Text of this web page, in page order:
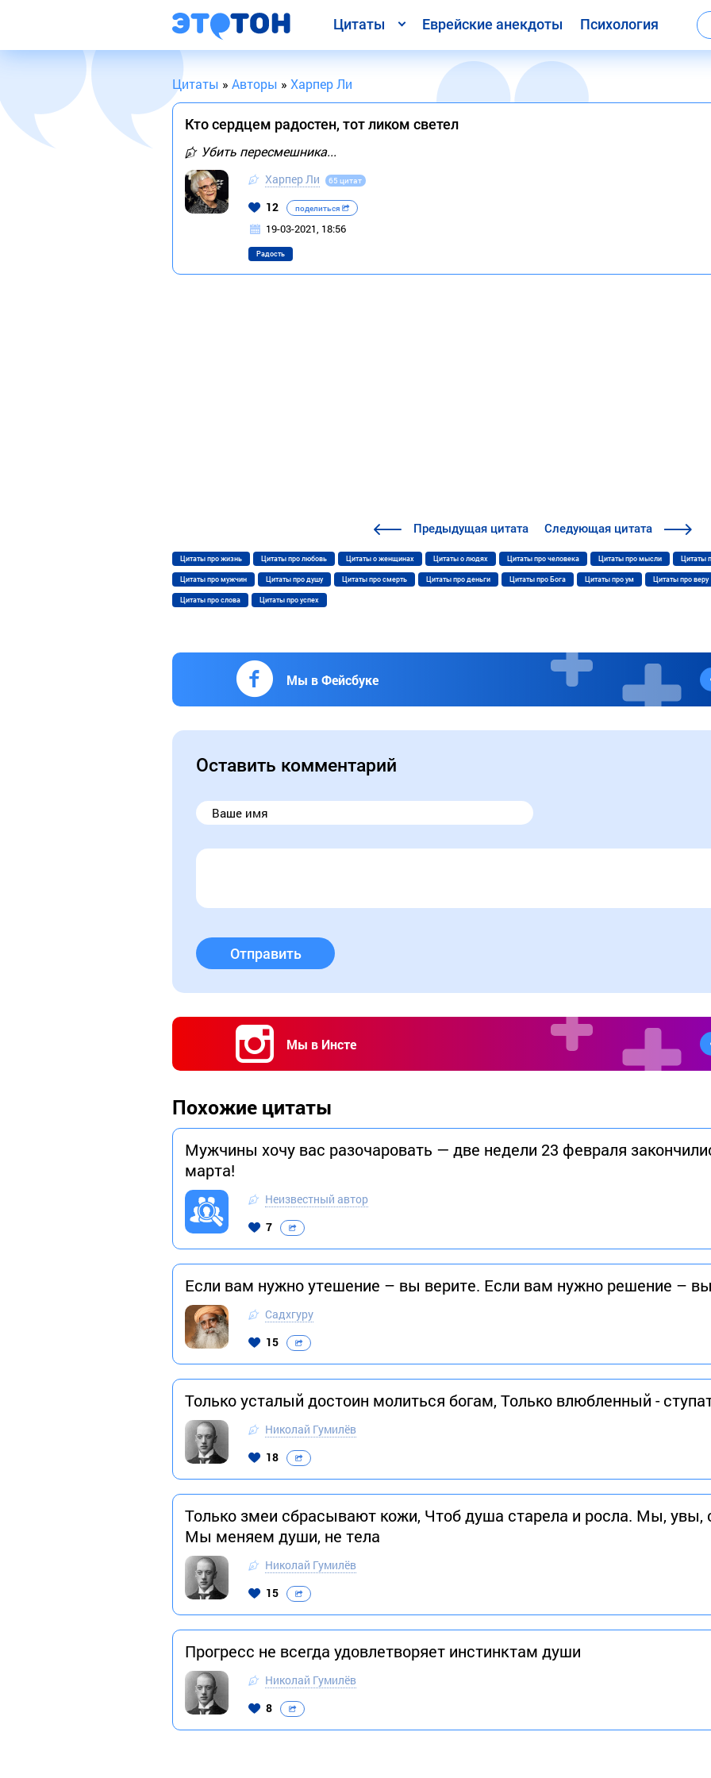
Цитаты Еврейские анекдоты Психология
Цитаты » Авторы » Харпер Ли
Кто сердцем радостен, тот ликом светел
Убить пересмешника...
Харпер Ли 65 цитат
12 поделиться
19-03-2021, 18:56
Радость
Предыдущая цитата Следующая цитата
Цитаты про жизнь Цитаты про любовь Цитаты о женщинах Цитаты о людях Цитаты про человека Цитаты про мысли Цитаты
Цитаты про мужчин Цитаты про душу Цитаты про смерть Цитаты про деньги Цитаты про Бога Цитаты про ум Цитаты про веру
Цитаты про слова Цитаты про успех
Мы в Фейсбуке
Оставить комментарий
Отправить
Мы в Инсте
Похожие цитаты
Мужчины хочу вас разочаровать — две недели 23 февраля
марта!
Неизвестный автор
7
Если вам нужно утешение – вы верите. Если вам нужно решение –
Садхгуру
15
Только усталый достоин молиться богам, Только влюбленный -
Николай Гумилёв
18
Только змеи сбрасывают кожи, Чтоб душа старела и росла. Мы, увы,
Мы меняем души, не тела
Николай Гумилёв
15
Прогресс не всегда удовлетворяет инстинктам души
Николай Гумилёв
8